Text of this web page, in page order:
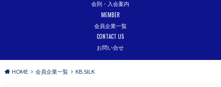
会則・入会案内
会員企業一覧
MEMBER
お問い合せ
CONTACT US
HOME 会員企業一覧 KB.SILK